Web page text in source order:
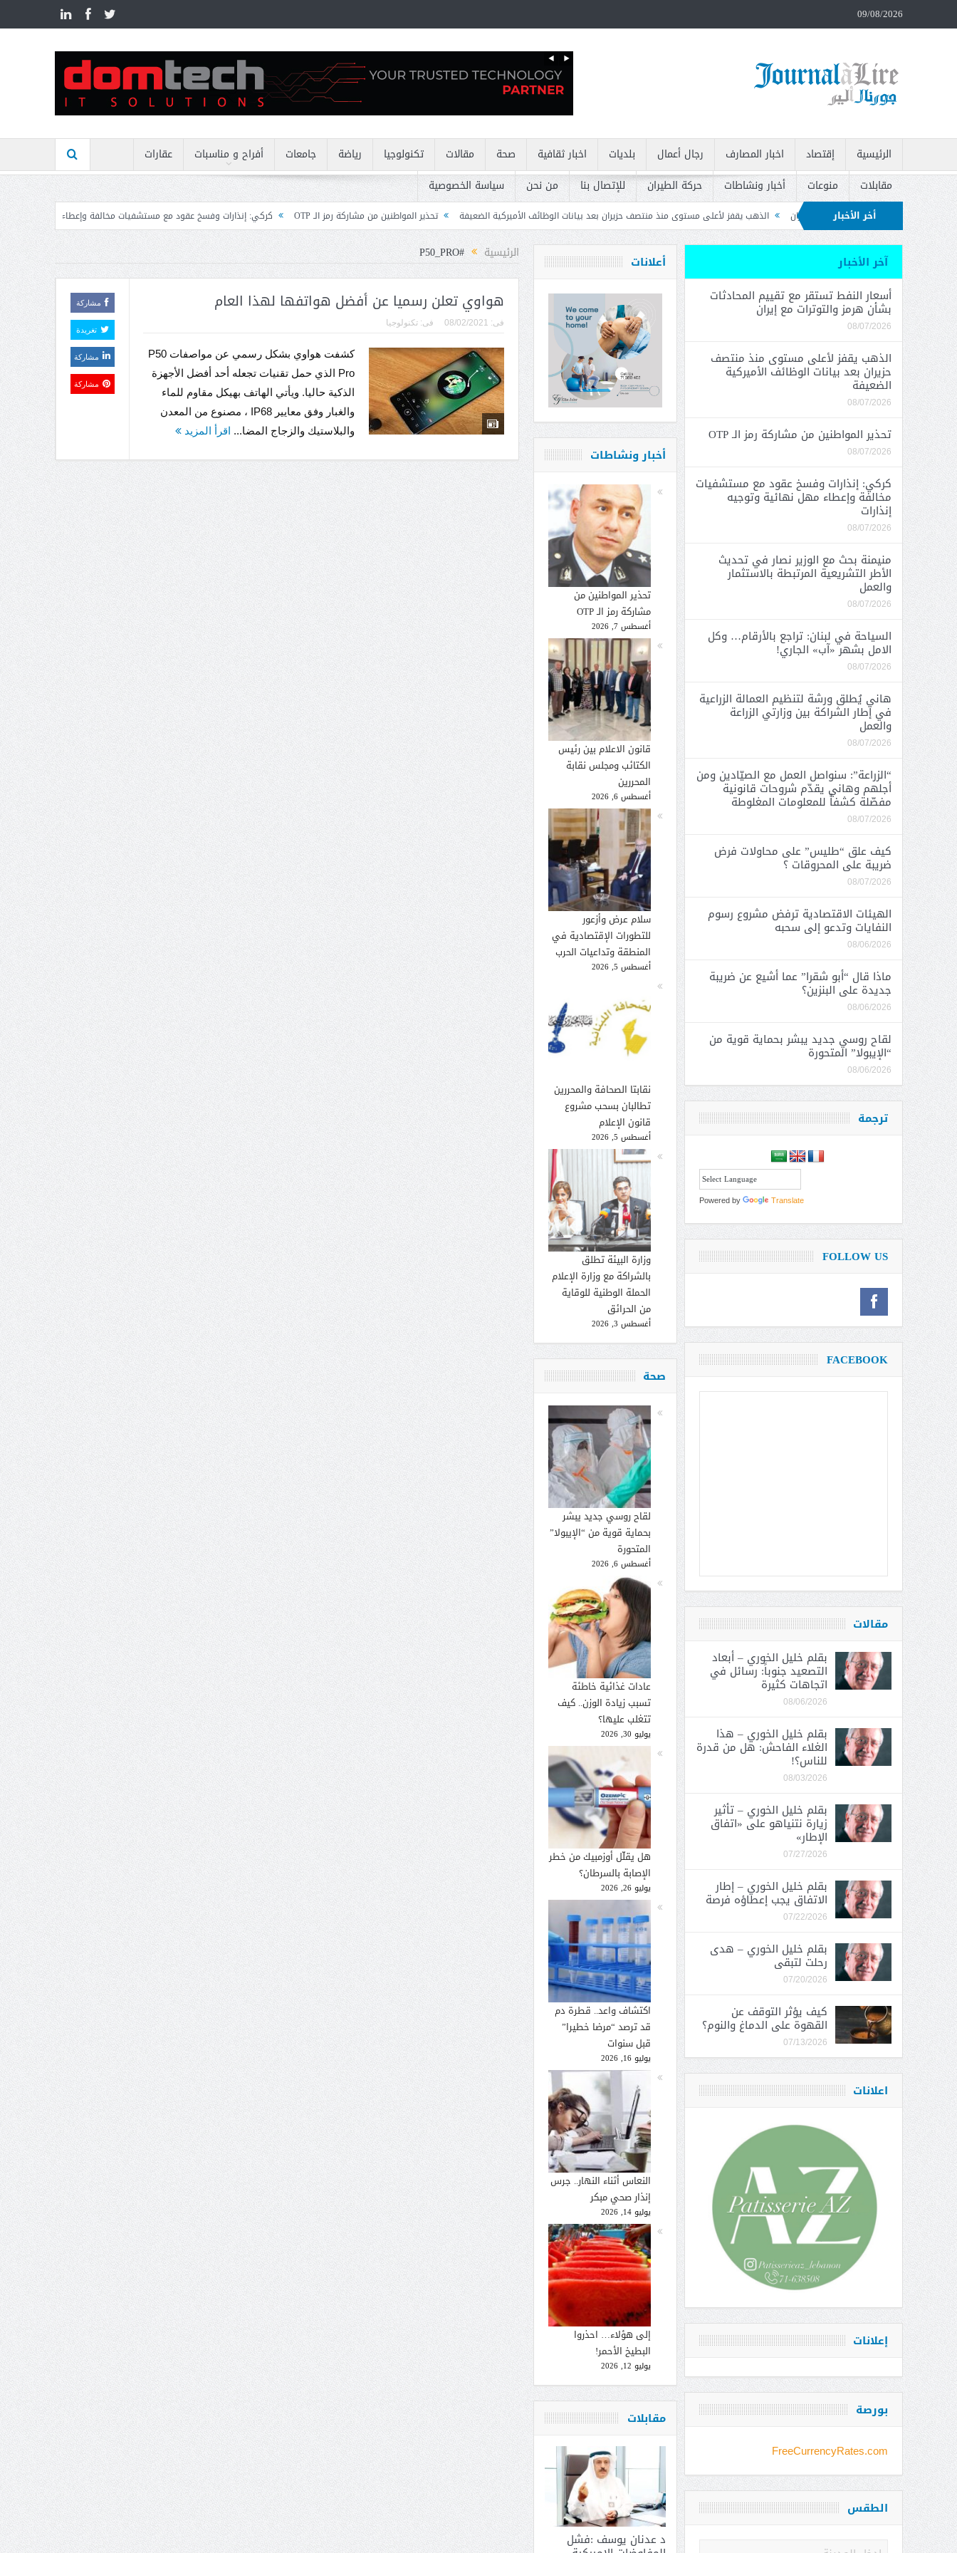
09/08/2026
الرئيسية إقتصاد اخبار المصارف رجال أعمال بلديات اخبار ثقافية صحة مقالات تكنولوجيا رياضة جامعات أفراح و مناسبات
عقارات
مقابلات
منوعات أخبار ونشاطات حركة الطيران للإتصال بنا من نحن سياسة الخصوصية
أخر الأخباروالتوترات مع إيران الذهب يقفز لأعلى مستوى منذ منتصف حزيران بعد بيانات الوظائف الأميركية الضعيفة تحذير المواطنين من مشاركة رمز الـ OTP كركي: إنذارات وفسخ عقود مع مستشفيات مخالفة وإعطاء مهل نهائية وتوجيه إنذارات
وتدعو إلى سحبه
الرئيسية #P50_PRO
هواوي تعلن رسميا عن أفضل هواتفها لهذا العام
فى: 08/02/2021 فى:تكنولوجيا
كشفت هواوي بشكل رسمي عن مواصفات P50
Pro الذي حمل تقنيات تجعله أحد أفضل الأجهزة
الذكية حاليا. ويأتي الهاتف بهيكل مقاوم للماء
والغبار وفق معايير IP68 ، مصنوع من المعدن
والبلاستيك والزجاج المضا... اقرأ المزيد
مشاركة
تغريدة
مشاركة
مشاركة
أعلانات
أخبار ونشاطات
تحذير المواطنين من
مشاركة رمز الـ OTP
أغسطس 7, 2026
قانون الاعلام بين رئيس
الكتائب ومجلس نقابة
المحررين
أغسطس 6, 2026
سلام عرض وأزعور
للتطورات الإقتصادية في
المنطقة وتداعيات الحرب
أغسطس 5, 2026
نقابتا الصحافة والمحررين
تطالبان بسحب مشروع
قانون الإعلام
أغسطس 5, 2026
وزارة البيئة تطلق
بالشراكة مع وزارة الإعلام
الحملة الوطنية للوقاية
من الحرائق
أغسطس 3, 2026
صحة
لقاح روسي جديد يبشر
بحماية قوية من “الإيبولا”
المتحورة
أغسطس 6, 2026
عادات غذائية خاطئة
تسبب زيادة الوزن.. كيف
تتغلب عليها؟
يوليو 30, 2026
هل يقلّل أوزمبيك من خطر
الإصابة بالسرطان؟
يوليو 26, 2026
اكتشاف واعد.. قطرة دم
قد ترصد “مرضا خطيرا”
قبل سنوات
يوليو 16, 2026
النعاس أثناء النهار.. جرس
إنذار صحي مبكر
يوليو 14, 2026
إلى هؤلاء… احذروا
البطيخ الأحمر!
يوليو 12, 2026
مقابلات
د عدنان يوسف :فشل
آخر الأخبار
أسعار النفط تستقر مع تقييم المحادثات
بشأن هرمز والتوترات مع إيران
08/07/2026
الذهب يقفز لأعلى مستوى منذ منتصف
حزيران بعد بيانات الوظائف الأميركية
الضعيفة
08/07/2026
تحذير المواطنين من مشاركة رمز الـ OTP
08/07/2026
كركي: إنذارات وفسخ عقود مع مستشفيات
مخالفة وإعطاء مهل نهائية وتوجيه
إنذارات
08/07/2026
منيمنة بحث مع الوزير نصار في تحديث
الأطر التشريعية المرتبطة بالاستثمار
والعمل
08/07/2026
السياحة في لبنان: تراجع بالأرقام… وكل
الامل بشهر «آب» الجاري!
08/07/2026
هاني يُطلق ورشة لتنظيم العمالة الزراعية
في إطار الشراكة بين وزارتي الزراعة
والعمل
08/07/2026
“الزراعة”: سنواصل العمل مع الصيّادين ومن
أجلهم وهاني يقدّم شروحات قانونية
مفصّلة كشفاً للمعلومات المغلوطة
08/07/2026
كيف علق “طليس” على محاولات فرض
ضريبة على المحروقات ؟
08/07/2026
الهيئات الاقتصادية ترفض مشروع رسوم
النفايات وتدعو إلى سحبه
08/06/2026
ماذا قال “أبو شقرا” عما أشيع عن ضريبة
جديدة على البنزين؟
08/06/2026
لقاح روسي جديد يبشر بحماية قوية من
“الإيبولا” المتحورة
08/06/2026
ترجمة
Powered by Translate
FOLLOW US
FACEBOOK
مقالات
بقلم خليل الخوري – أبعاد
التصعيد جنوباً: رسائل في
اتجاهات كثيرة
08/06/2026
بقلم خليل الخوري – هذا
الغلاء الفاحش: هل من قدرة
للناس؟!
08/03/2026
بقلم خليل الخوري – تأثير
زيارة نتنياهو على «اتفاق
الإطار»
07/27/2026
بقلم خليل الخوري – إطار
الاتفاق يجب إعطاؤه فرصة
07/22/2026
بقلم خليل الخوري – هدى
رحلت لتبقى
07/20/2026
كيف يؤثر التوقف عن
القهوة على الدماغ والنوم؟
07/13/2026
اعلانات
إعلانات
بورصة
FreeCurrencyRates.com
الطقس